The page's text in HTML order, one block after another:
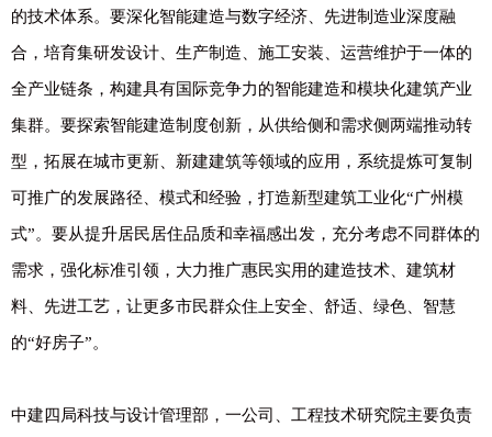
的技术体系。要深化智能建造与数字经济、先进制造业深度融
合，培育集研发设计、生产制造、施工安装、运营维护于一体的
全产业链条，构建具有国际竞争力的智能建造和模块化建筑产业
集群。要探索智能建造制度创新，从供给侧和需求侧两端推动转
型，拓展在城市更新、新建建筑等领域的应用，系统提炼可复制
可推广的发展路径、模式和经验，打造新型建筑工业化“广州模
式”。要从提升居民居住品质和幸福感出发，充分考虑不同群体的
需求，强化标准引领，大力推广惠民实用的建造技术、建筑材
料、先进工艺，让更多市民群众住上安全、舒适、绿色、智慧
的“好房子”。
中建四局科技与设计管理部，一公司、工程技术研究院主要负责